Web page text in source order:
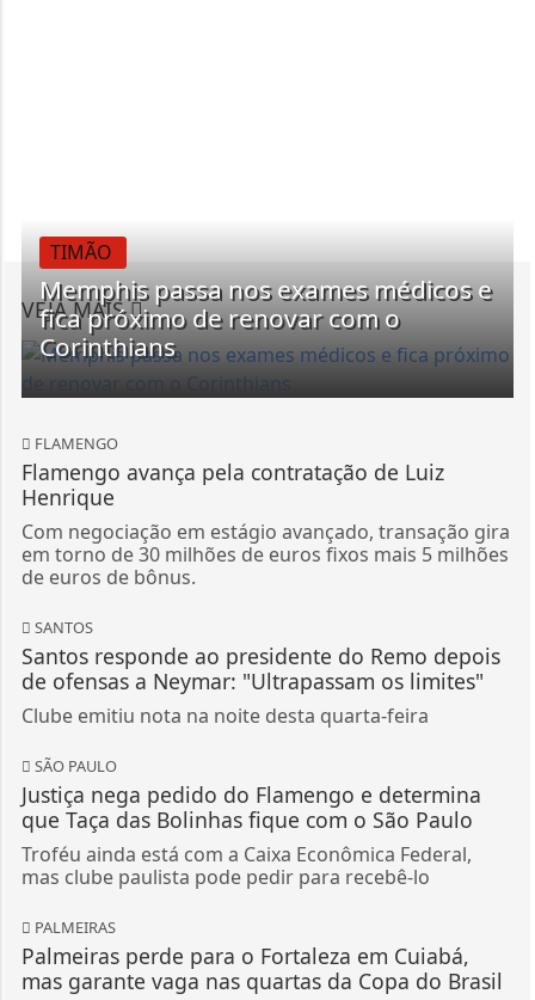
VEJA MAIS
TIMÃO
Memphis passa nos exames médicos e
fica próximo de renovar com o
Corinthians
FLAMENGO
Flamengo avança pela contratação de Luiz
Henrique
Com negociação em estágio avançado, transação gira
em torno de 30 milhões de euros fixos mais 5 milhões
de euros de bônus.
SANTOS
Santos responde ao presidente do Remo depois
de ofensas a Neymar: "Ultrapassam os limites"
Clube emitiu nota na noite desta quarta-feira
SÃO PAULO
Justiça nega pedido do Flamengo e determina
que Taça das Bolinhas fique com o São Paulo
Troféu ainda está com a Caixa Econômica Federal,
mas clube paulista pode pedir para recebê-lo
PALMEIRAS
Palmeiras perde para o Fortaleza em Cuiabá,
mas garante vaga nas quartas da Copa do Brasil